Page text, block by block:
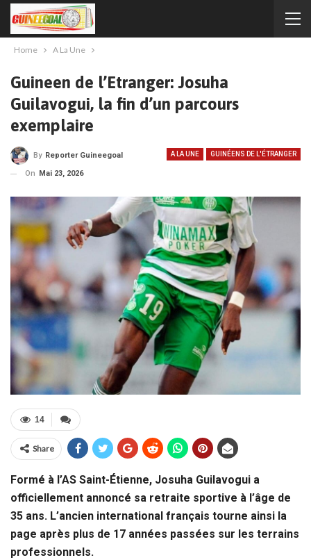
Home A La Une
Guineen de l’Etranger: Josuha
Guilavogui, la fin d’un parcours
exemplaire
A LA UNE GUINÉENS DE L'ÉTRANGER
By Reporter Guineegoal
On
Mai 23, 2026
14
Share
Formé à l’AS Saint-Étienne, Josuha Guilavogui a
officiellement annoncé sa retraite sportive à l’âge de
35 ans. L’ancien international français tourne ainsi la
page après plus de 17 années passées sur les terrains
professionnels.